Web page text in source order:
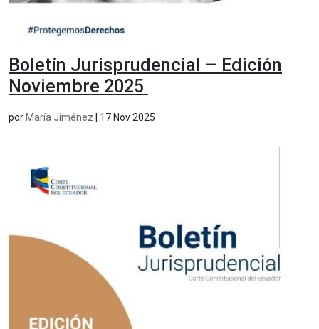
Boletín Jurisprudencial – Edición
Noviembre 2025
por María Jiménez 17 Nov 2025